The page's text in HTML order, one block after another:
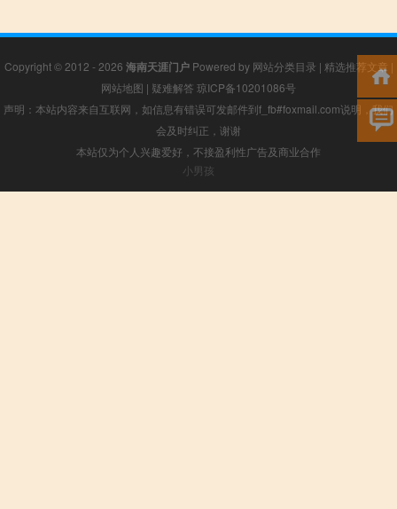
Copyright © 2012 - 2026 海南天涯门户Powered by 网站分类目录 | 精选推荐文章 |
网站地图 | 疑难解答 琼ICP备10201086号
声明：本站内容来自互联网，如信息有错误可发邮件到f_fb#foxmail.com说明，我们
会及时纠正，谢谢
本站仅为个人兴趣爱好，不接盈利性广告及商业合作
小男孩